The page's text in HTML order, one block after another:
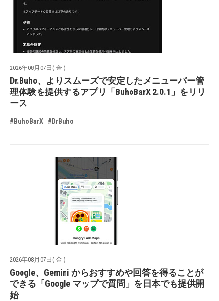
2026年08月07日( 金 )
Dr.Buho、よりスムーズで安定したメニューバー管
理体験を提供するアプリ「BuhoBarX 2.0.1」をリリ
ース
#BuhoBarX #DrBuho
2026年08月07日( 金 )
Google、Gemini からおすすめや回答を得ることが
できる「Google マップで質問」を日本でも提供開
始